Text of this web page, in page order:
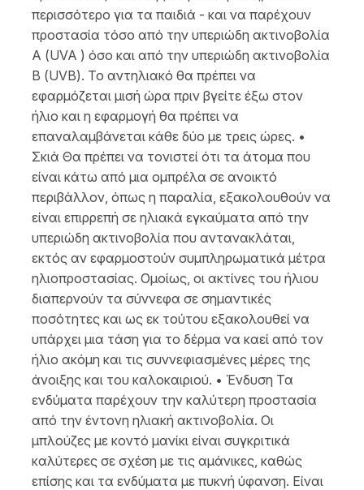
περισσότερο για τα παιδιά - και να παρέχουν
προστασία τόσο από την υπεριώδη ακτινοβολία
Α (UVA ) όσο και από την υπεριώδη ακτινοβολία
Β (UVB). Το αντηλιακό θα πρέπει να
εφαρμόζεται μισή ώρα πριν βγείτε έξω στον
ήλιο και η εφαρμογή θα πρέπει να
επαναλαμβάνεται κάθε δύο με τρεις ώρες. •
Σκιά Θα πρέπει να τονιστεί ότι τα άτομα που
είναι κάτω από μια ομπρέλα σε ανοικτό
περιβάλλον, όπως η παραλία, εξακολουθούν να
είναι επιρρεπή σε ηλιακά εγκαύματα από την
υπεριώδη ακτινοβολία που αντανακλάται,
εκτός αν εφαρμοστούν συμπληρωματικά μέτρα
ηλιοπροστασίας. Ομοίως, οι ακτίνες του ήλιου
διαπερνούν τα σύννεφα σε σημαντικές
ποσότητες και ως εκ τούτου εξακολουθεί να
υπάρχει μια τάση για το δέρμα να καεί από τον
ήλιο ακόμη και τις συννεφιασμένες μέρες της
άνοιξης και του καλοκαιριού. • Ένδυση Τα
ενδύματα παρέχουν την καλύτερη προστασία
από την έντονη ηλιακή ακτινοβολία. Οι
μπλούζες με κοντό μανίκι είναι συγκριτικά
καλύτερες σε σχέση με τις αμάνικες, καθώς
επίσης και τα ενδύματα με πυκνή ύφανση. Είναι